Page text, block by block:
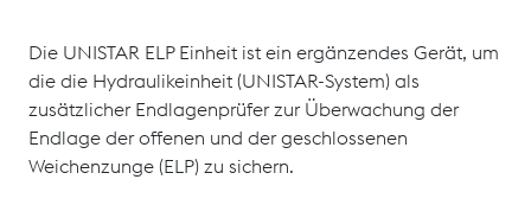
Die UNISTAR ELP Einheit ist ein ergänzendes Gerät, um
die die Hydraulikeinheit (UNISTAR-System) als
zusätzlicher Endlagenprüfer zur Überwachung der
Endlage der offenen und der geschlossenen
Weichenzunge (ELP) zu sichern.